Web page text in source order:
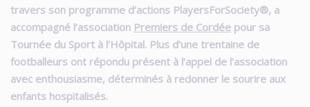
travers son programme d’actions PlayersForSociety®, a
accompagné l’association Premiers de Cordée pour sa
Tournée du Sport à l’Hôpital. Plus d’une trentaine de
footballeurs ont répondu présent à l’appel de l’association
avec enthousiasme, déterminés à redonner le sourire aux
enfants hospitalisés.